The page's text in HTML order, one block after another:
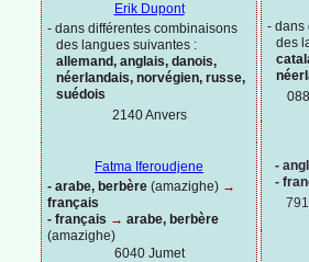
- dans
des
-
-
Erik Dupont
- dans différentes combinaisons
des langues suivantes :
allemand, anglais, danois,
néerlandais, norvégien, russe,
suédois
2140 Anvers
Fatma Iferoudjene
- arabe, berbère (amazighe) →
français
- français → arabe, berbère
(amazighe)
6040 Jumet